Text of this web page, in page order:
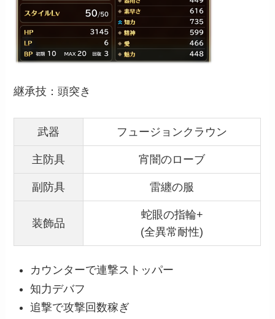
継承技：頭突き
武器 フュージョンクラウン
主防具 宵闇のローブ
副防具 雷纏の服
装飾品
蛇眼の指輪+
(全異常耐性)
カウンターで連撃ストッパー
知力デバフ
追撃で攻撃回数稼ぎ